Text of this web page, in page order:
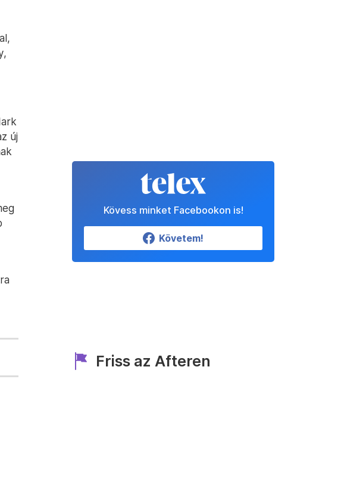
új
Kövess minket Facebookon is!
Követem!
Friss az Afteren